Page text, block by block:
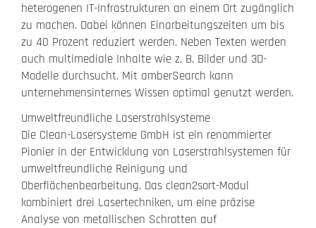
heterogenen IT-Infrastrukturen an einem Ort zugänglich
zu machen. Dabei können Einarbeitungszeiten um bis
zu 40 Prozent reduziert werden. Neben Texten werden
auch multimediale Inhalte wie z. B. Bilder und 3D-
Modelle durchsucht. Mit amberSearch kann
unternehmensinternes Wissen optimal genutzt werden.
Umweltfreundliche Laserstrahlsysteme
Die Clean-Lasersysteme GmbH ist ein renommierter
Pionier in der Entwicklung von Laserstrahlsystemen für
umweltfreundliche Reinigung und
Oberflächenbearbeitung. Das clean2sort-Modul
kombiniert drei Lasertechniken, um eine präzise
Analyse von metallischen Schrotten auf